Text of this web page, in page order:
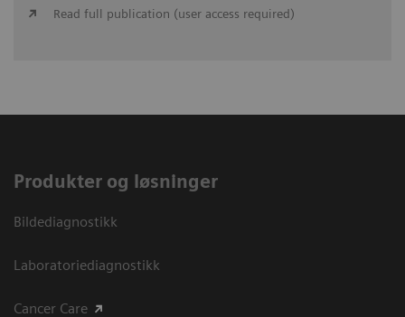
Read full publication (user access required)
Produkter og løsninger
Bildediagnostikk
Laboratoriediagnostikk
Cancer Care